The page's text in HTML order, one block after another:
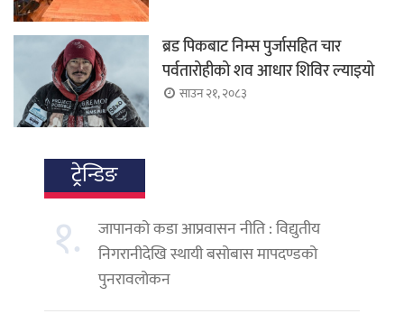
ब्रड पिकबाट निम्स पुर्जासहित चार
पर्वतारोहीको शव आधार शिविर ल्याइयो
साउन २१, २०८३
ट्रेन्डिङ
१.
जापानको कडा आप्रवासन नीति : विद्युतीय
निगरानीदेखि स्थायी बसोबास मापदण्डको
पुनरावलोकन